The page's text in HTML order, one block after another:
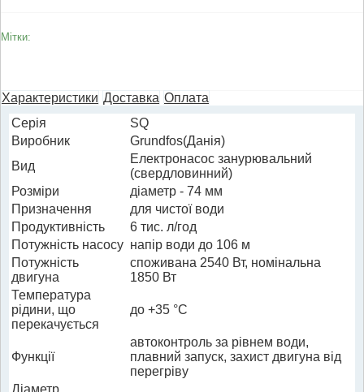
Мітки:
Характеристики Доставка Оплата
Cерія
SQ
Виробник
Grundfos(Данія)
Вид
Електронасос занурювальний
(свердловинний)
Розміри
діаметр - 74 мм
Призначення
для чистої води
Продуктивність
6 тис. л/год
Потужність насосу напір води до 106 м
Потужність
двигуна
споживана 2540 Вт, номінальна
1850 Вт
Температура
рідини, що
перекачується
до +35 °С
Функції
автоконтроль за рівнем води,
плавний запуск, захист двигуна від
перегріву
Діаметр